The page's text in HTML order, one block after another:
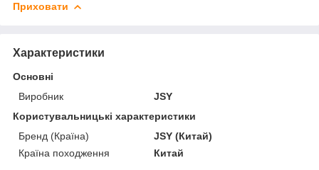
Приховати
Характеристики
Основні
Виробник
JSY
Користувальницькі характеристики
Бренд (Країна)
JSY (Китай)
Країна походження
Китай